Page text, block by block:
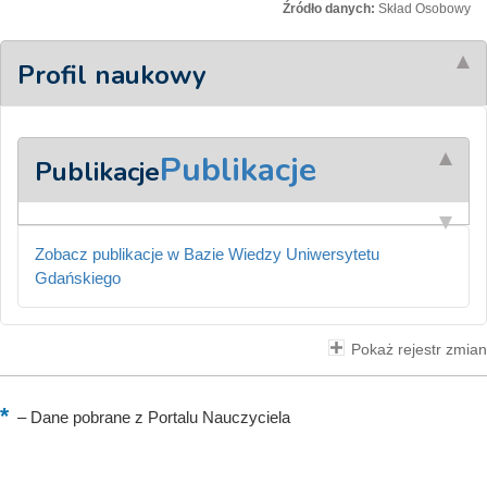
Źródło danych: Skład Osobowy
Profil naukowy
PublikacjePublikacje
Zobacz publikacje w Bazie Wiedzy Uniwersytetu
Gdańskiego
Pokaż rejestr zmian
–Dane pobrane z Portalu Nauczyciela